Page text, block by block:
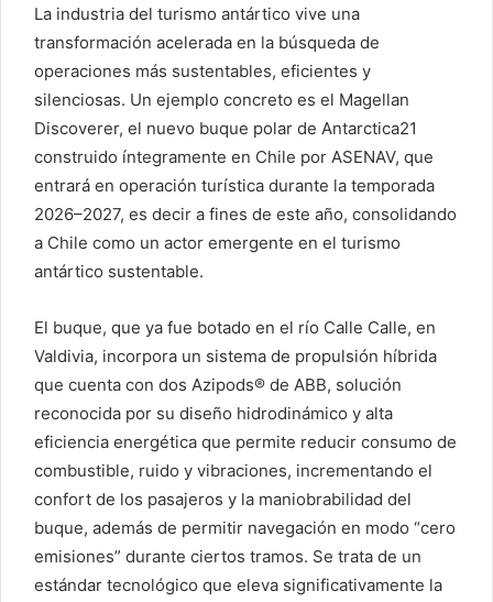
La industria del turismo antártico vive una
transformación acelerada en la búsqueda de
operaciones más sustentables, eficientes y
silenciosas. Un ejemplo concreto es el Magellan
Discoverer, el nuevo buque polar de Antarctica21
construido íntegramente en Chile por ASENAV, que
entrará en operación turística durante la temporada
2026–2027, es decir a fines de este año, consolidando
a Chile como un actor emergente en el turismo
antártico sustentable.
El buque, que ya fue botado en el río Calle Calle, en
Valdivia, incorpora un sistema de propulsión híbrida
que cuenta con dos Azipods® de ABB, solución
reconocida por su diseño hidrodinámico y alta
eficiencia energética que permite reducir consumo de
combustible, ruido y vibraciones, incrementando el
confort de los pasajeros y la maniobrabilidad del
buque, además de permitir navegación en modo “cero
emisiones” durante ciertos tramos. Se trata de un
estándar tecnológico que eleva significativamente la